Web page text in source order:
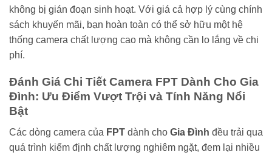
không bị gián đoạn sinh hoạt. Với giá cả hợp lý cùng chính
sách khuyến mãi, bạn hoàn toàn có thể sở hữu một hệ
thống camera chất lượng cao mà không cần lo lắng về chi
phí.
Đánh Giá Chi Tiết Camera FPT Dành Cho Gia
Đình: Ưu Điểm Vượt Trội và Tính Năng Nổi
Bật
Các dòng camera của FPT dành cho Gia Đình đều trải qua
quá trình kiểm định chất lượng nghiêm ngặt, đem lại nhiều